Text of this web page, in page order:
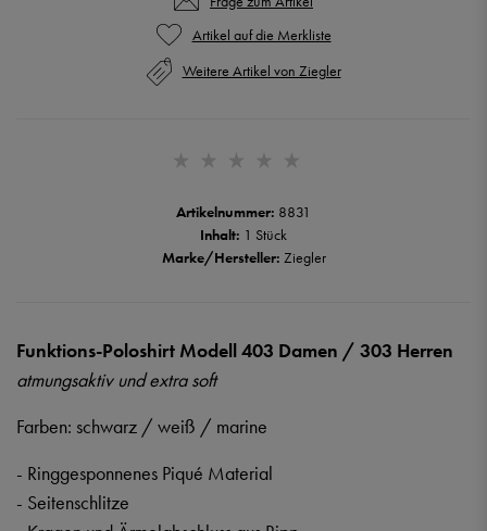
Artikelnummer: 8831
Inhalt: 1 Stück
Marke/Hersteller: Ziegler
Weitere Artikel von Ziegler
Funktions-Poloshirt Modell 403 Damen / 303 Herren
atmungsaktiv und extra soft
Farben: schwarz / weiß / marine
- Ringgesponnenes Piqué Material
- Seitenschlitze